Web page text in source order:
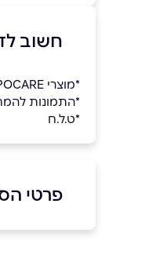
חשוב
*מוצרי TOPOCARE נמכרים
*התמונות
*ט.ל.ח
פרטי